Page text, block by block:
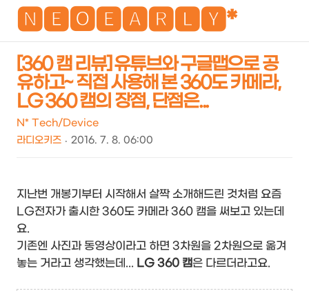
🅽🅴🅾🅴🅰🆁🅻🆈*
검
[360 캠 리뷰] 유튜브와 구글맵으로 공
유하고~ 직접 사용해 본 360도 카메라,
LG 360 캠의 장점, 단점은...
N* Tech/Device
라디오키즈
2016. 7. 8. 06:00
지난번 개봉기부터 시작해서 살짝 소개해드린 것처럼 요즘
LG전자가 출시한 360도 카메라 360 캠을 써보고 있는데
요.
기존엔 사진과 동영상이라고 하면 3차원을 2차원으로 옮겨
놓는 거라고 생각했는데... LG 360 캠은 다르더라고요.